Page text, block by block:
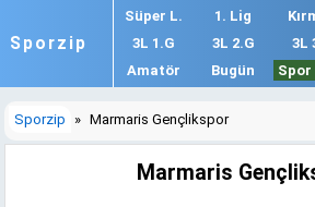
Sporzip
Süper L. 1. Lig
3L 1.G
3L 2.G 3L
Amatör
Bugün
Sporzip » Marmaris Gençlikspor
Marmaris